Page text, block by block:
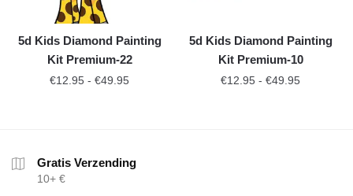
5d Kids Diamond Painting
Kit Premium-22
€12.95 - €49.95
5d Kids Diamond Painting
Kit Premium-10
€12.95 - €49.95
Gratis Verzending
10+ €